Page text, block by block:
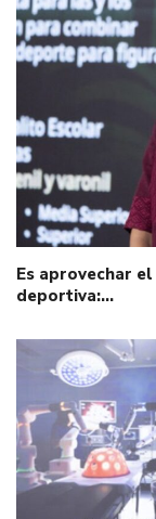
Es aprovechar
deportiva:…